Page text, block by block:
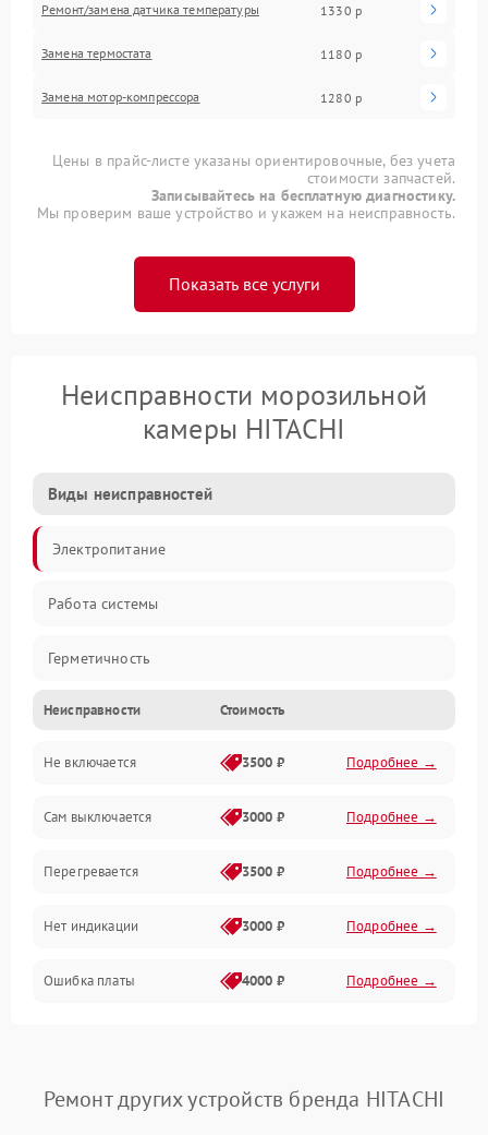
Ремонт/замена датчика температуры 1330 р
Замена термостата 1180 р
Замена мотор-компрессора 1280 р
Цены в прайс-листе указаны ориентировочные, без учета
стоимости запчастей.
Записывайтесь на бесплатную диагностику.
Мы проверим ваше устройство и укажем на неисправность.
Показать все услуги
Неисправности морозильной
камеры HITACHI
Виды неисправностей
Электропитание
Работа системы
Герметичность
Механика
Неисправности Стоимость
Не включается 3500 ₽ Подробнее →
Сам выключается 3000 ₽ Подробнее →
Перегревается 3500 ₽ Подробнее →
Нет индикации 3000 ₽ Подробнее →
Ошибка платы 4000 ₽ Подробнее →
Ремонт других устройств бренда HITACHI